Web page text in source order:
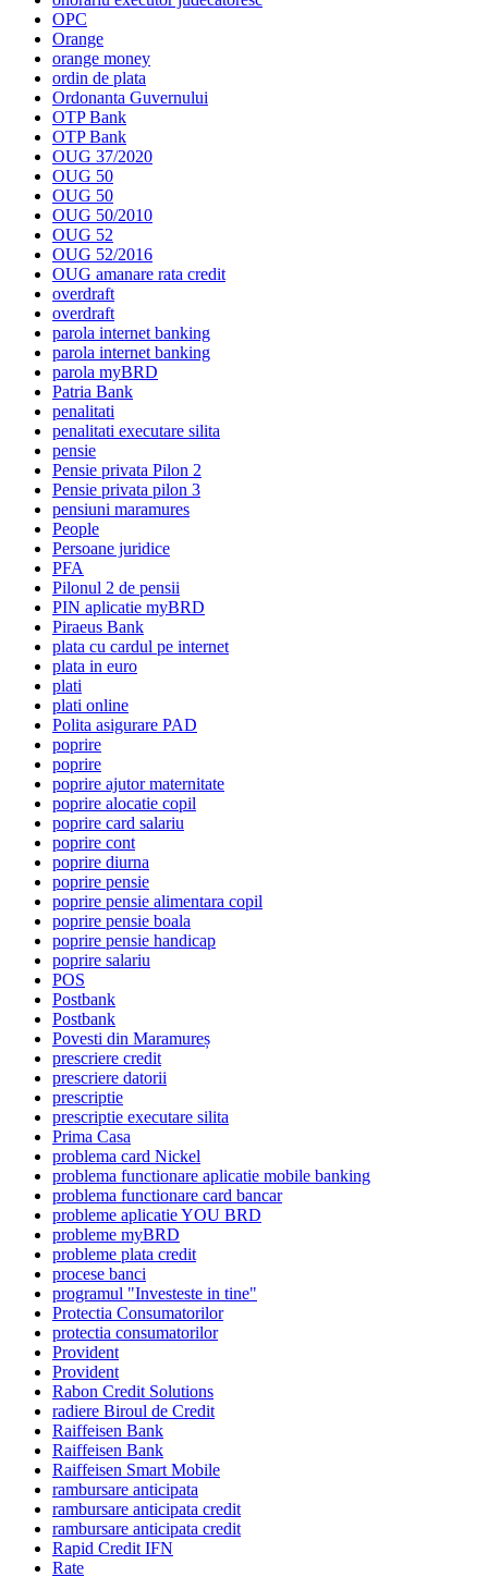
OPC
Orange
orange money
ordin de plata
Ordonanta Guvernului
OTP Bank
OTP Bank
OUG 37/2020
OUG 50
OUG 50
OUG 50/2010
OUG 52
OUG 52/2016
OUG amanare rata credit
overdraft
overdraft
parola internet banking
parola internet banking
parola myBRD
Patria Bank
penalitati
penalitati executare silita
pensie
Pensie privata Pilon 2
Pensie privata pilon 3
pensiuni maramures
People
Persoane juridice
PFA
Pilonul 2 de pensii
PIN aplicatie myBRD
Piraeus Bank
plata cu cardul pe internet
plata in euro
plati
plati online
Polita asigurare PAD
poprire
poprire
poprire ajutor maternitate
poprire alocatie copil
poprire card salariu
poprire cont
poprire diurna
poprire pensie
poprire pensie alimentara copil
poprire pensie boala
poprire pensie handicap
poprire salariu
POS
Postbank
Postbank
Povesti din Maramureș
prescriere credit
prescriere datorii
prescriptie
prescriptie executare silita
Prima Casa
problema card Nickel
problema functionare aplicatie mobile banking
problema functionare card bancar
probleme aplicatie YOU BRD
probleme myBRD
probleme plata credit
procese banci
programul "Investeste in tine"
Protectia Consumatorilor
protectia consumatorilor
Provident
Provident
Rabon Credit Solutions
radiere Biroul de Credit
Raiffeisen Bank
Raiffeisen Bank
Raiffeisen Smart Mobile
rambursare anticipata
rambursare anticipata credit
rambursare anticipata credit
Rapid Credit IFN
Rate